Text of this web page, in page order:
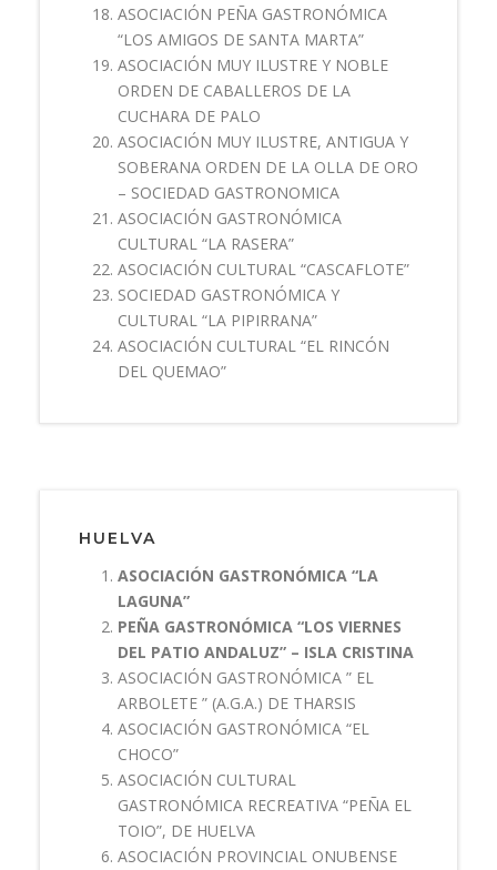
ASOCIACIÓN PEÑA GASTRONÓMICA
“LOS AMIGOS DE SANTA MARTA”
ASOCIACIÓN MUY ILUSTRE Y NOBLE
ORDEN DE CABALLEROS DE LA
CUCHARA DE PALO
ASOCIACIÓN MUY ILUSTRE, ANTIGUA Y
SOBERANA ORDEN DE LA OLLA DE ORO
– SOCIEDAD GASTRONOMICA
ASOCIACIÓN GASTRONÓMICA
CULTURAL “LA RASERA”
ASOCIACIÓN CULTURAL “CASCAFLOTE”
SOCIEDAD GASTRONÓMICA Y
CULTURAL “LA PIPIRRANA”
ASOCIACIÓN CULTURAL “EL RINCÓN
DEL QUEMAO”
HUELVA
ASOCIACIÓN GASTRONÓMICA “LA
LAGUNA”
PEÑA GASTRONÓMICA “LOS VIERNES
DEL PATIO ANDALUZ” – ISLA CRISTINA
ASOCIACIÓN GASTRONÓMICA ” EL
ARBOLETE ” (A.G.A.) DE THARSIS
ASOCIACIÓN GASTRONÓMICA “EL
CHOCO”
ASOCIACIÓN CULTURAL
GASTRONÓMICA RECREATIVA “PEÑA EL
TOIO”, DE HUELVA
ASOCIACIÓN PROVINCIAL ONUBENSE